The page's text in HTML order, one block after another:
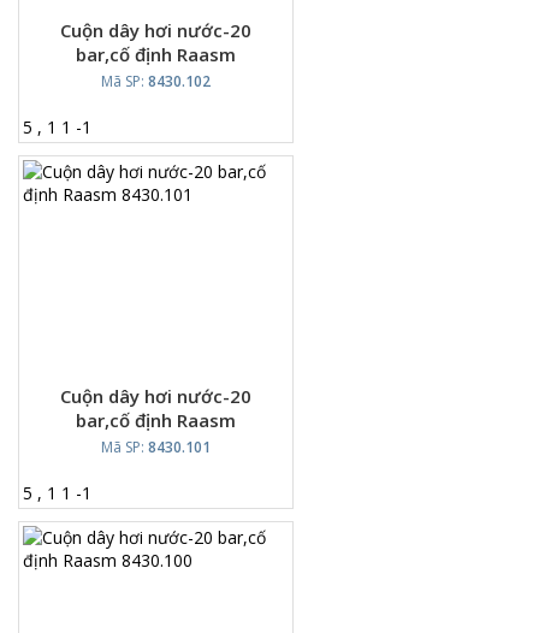
Cuộn dây hơi nước-20
bar,cố định Raasm
8430.102
Mã SP: 8430.102
5 , 1 1 -1
Cuộn dây hơi nước-20
bar,cố định Raasm
8430.101
Mã SP: 8430.101
5 , 1 1 -1